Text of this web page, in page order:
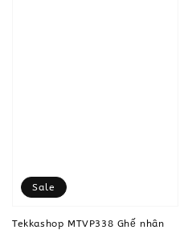
Sale
Tekkashop MTVP338 Ghế nhân